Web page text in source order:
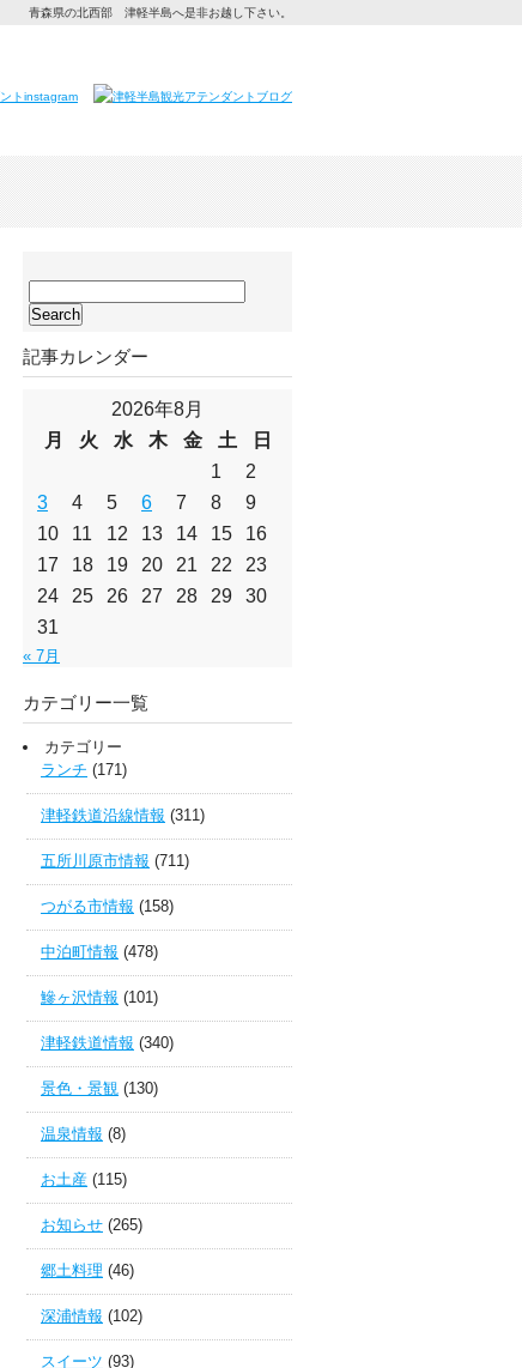
青森県の北西部 津軽半島へ是非お越し下さい。
イ
内
検
記事カレンダー
2026年8月
月
火 水 木 金 土
日
1
2
3
4 5 6 7 8
9
10
11 12 13 14 15
16
17
18 19 20 21 22
23
24
25 26 27 28 29
30
31
« 7月
カテゴリー一覧
カテゴリー
ランチ (171)
津軽鉄道沿線情報 (311)
五所川原市情報 (711)
つがる市情報 (158)
中泊町情報 (478)
鰺ヶ沢情報 (101)
津軽鉄道情報 (340)
景色・景観 (130)
温泉情報 (8)
お土産 (115)
お知らせ (265)
郷土料理 (46)
深浦情報 (102)
スイーツ (93)